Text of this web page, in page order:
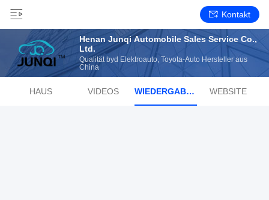
Kontakt
Henan Junqi Automobile Sales Service Co.,
Ltd.
Qualität byd Elektroauto, Toyota-Auto Hersteller aus
China
HAUS VIDEOS WIEDERGABELISTE WEBSITE